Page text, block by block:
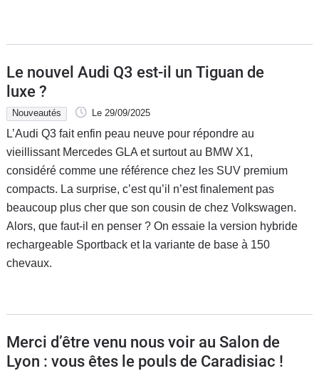
Le nouvel Audi Q3 est-il un Tiguan de
luxe ?
Nouveautés Le 29/09/2025
L’Audi Q3 fait enfin peau neuve pour répondre au
vieillissant Mercedes GLA et surtout au BMW X1,
considéré comme une référence chez les SUV premium
compacts. La surprise, c’est qu’il n’est finalement pas
beaucoup plus cher que son cousin de chez Volkswagen.
Alors, que faut-il en penser ? On essaie la version hybride
rechargeable Sportback et la variante de base à 150
chevaux.
Merci d’être venu nous voir au Salon de
Lyon : vous êtes le pouls de Caradisiac !